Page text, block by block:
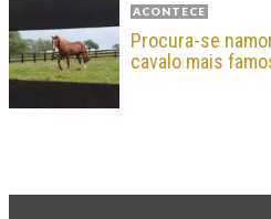
ACONTECE
Procura-se
cavalo mais